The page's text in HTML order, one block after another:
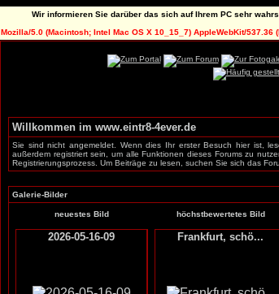
Wir informieren Sie darüber das sich auf Ihrem PC sehr
Mozilla/5.0 (Macintosh; Intel Mac OS X 10_15_7) AppleWebKit/
Willkommen im www.eintr8-4ever.de
Sie sind nicht angemeldet. Wenn dies Ihr erster Besuch hier ist,
außerdem registriert sein, um alle Funktionen dieses Forums zu
Registrierungsprozess. Um Beiträge zu lesen, suchen Sie sich das
Galerie-Bilder
neuestes Bild höchstbewertetes Bild
2026-05-16-09 Frankfurt, schö...